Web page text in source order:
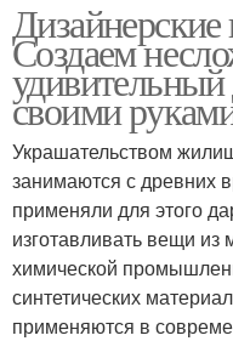
Дизайнерские
Создаем
удивительный
своими
Украшательством
занимаются с древних
применяли для этого
изготавливать вещи из
химической
синтетических
применяются в